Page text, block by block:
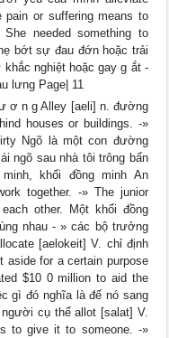
or suffering means to
needed something to
bớt sự đau đớn hoặc trải
nghiệt hoặc gay g ắt -
lưng Page| 11
ơ n g Alley [aeli] n. đường
houses or buildings. -»
Ngõ là một con đường
ngõ sau nhà tôi trông bấn
khối đồng minh An
together. -» The junior
other. Một khối đồng
nhau - » các bộ trưởng
[aelokeit] V. chỉ định
aside for a certain purpose
$10 0 million to aid the
gì đó nghĩa là đế nó sang
cụ thể allot [salat] V.
to give it to someone. -»